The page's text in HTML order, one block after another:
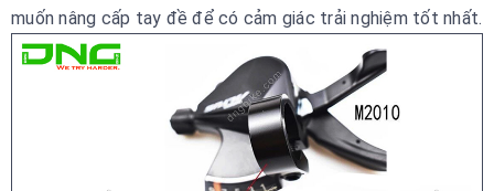
muốn nâng cấp tay đề để có cảm giác trải nghiệm tốt nhất.